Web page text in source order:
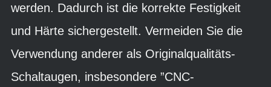
werden. Dadurch ist die korrekte Festigkeit
und Härte sichergestellt. Vermeiden Sie die
Verwendung anderer als Originalqualitäts-
Schaltaugen, insbesondere ”CNC-